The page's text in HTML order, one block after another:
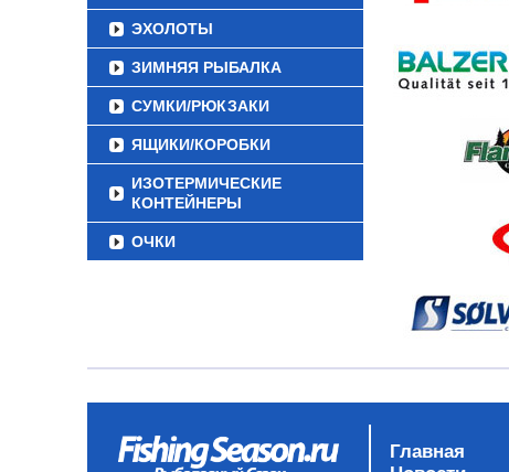
ЭХОЛОТЫ
ЗИМНЯЯ РЫБАЛКА
СУМКИ/РЮКЗАКИ
ЯЩИКИ/КОРОБКИ
ИЗОТЕРМИЧЕСКИЕ
КОНТЕЙНЕРЫ
ОЧКИ
Главная